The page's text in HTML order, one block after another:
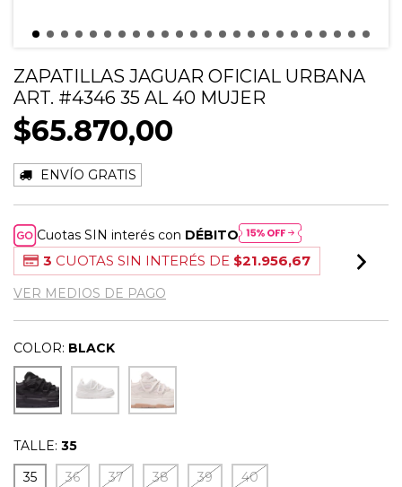
ZAPATILLAS JAGUAR OFICIAL URBANA
ART. #4346 35 AL 40 MUJER
$65.870,00
ENVÍO GRATIS
Cuotas SIN interés con DÉBITO
3 CUOTAS SIN INTERÉS DE $21.956,67
VER MEDIOS DE PAGO
COLOR: BLACK
TALLE: 35
35
36 37 38 39 40